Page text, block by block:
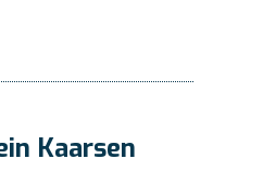
Kaarsen